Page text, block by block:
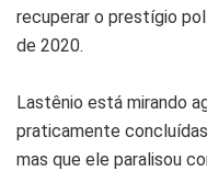
recuperar o prestígio
de 2020.
Lastênio está mirando
praticamente
mas que ele paralisou